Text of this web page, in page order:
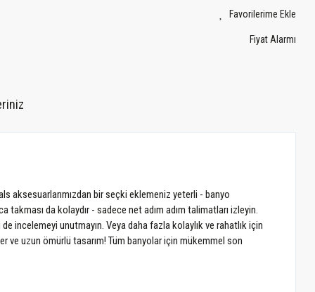
Fiyat Alarmı
aksesuarlarımızdan bir seçki eklemeniz yeterli - banyo
takması da kolaydır - sadece net adım adım talimatları izleyin.
incelemeyi unutmayın. Veya daha fazla kolaylık ve rahatlık için
ve uzun ömürlü tasarım! Tüm banyolar için mükemmel son